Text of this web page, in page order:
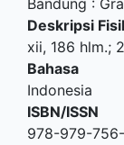
Bandung :
Deskripsi
xii, 186 hlm.;
Bahasa
Indonesia
ISBN/ISSN
978-979-